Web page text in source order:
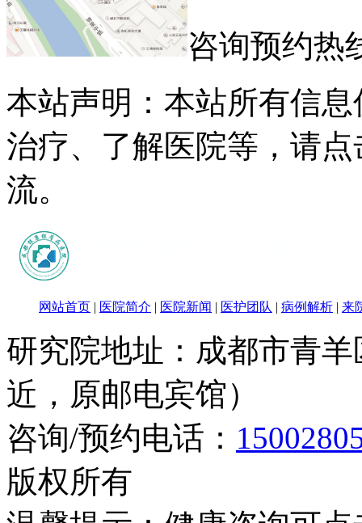
咨询预约热
本站声明：本站所有信
治疗、了解医院等，请
流。
网站首页 | 医院简介 | 医院新闻 | 医护团队 | 病例解析 | 来
研究院地址：成都市青
近，原邮电宾馆）
咨询/预约电话：
版权所有